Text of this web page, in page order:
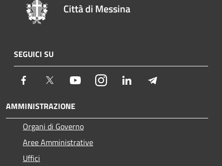
Città di Messina
SEGUICI SU
Facebook Twitter YoutubeInstagram LinkedIn
AMMINISTRAZIONE
Organi di Governo
Aree Amministrative
Uffici